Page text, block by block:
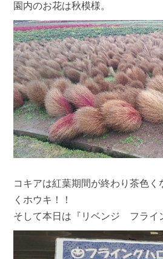
園内のお花は秋模様。
コキアは紅葉期間が終わり茶色く
くホウキ！！
そして本日は『リベンジ フライ